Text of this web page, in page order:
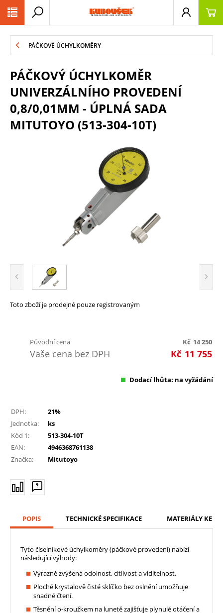
PÁČKOVÉ ÚCHYLKOMĚRY
PÁČKOVÝ ÚCHYLKOMĚR
UNIVERZÁLNÍHO PROVEDENÍ
0,8/0,01MM - ÚPLNÁ SADA
MITUTOYO (513-304-10T)
Toto zboží je prodejné pouze registrovaným
Původní cena 14 250
Kč
Vaše cena bez DPH 11 755
Kč
Dodací lhůta: na vyžádání
DPH:
21%
Jednotka:
ks
Kód 1:
513-304-10T
EAN:
4946368761138
Značka:
Mitutoyo
POPIS TECHNICKÉ SPECIFIKACE MATERIÁLY KE
Tyto číselníkové úchylkoměry (páčkové provedení) nabízí
následující výhody:
Výrazně zvýšená odolnost, citlivost a viditelnost.
Ploché krystalově čisté sklíčko bez oslnění umožňuje
snadné čtení.
Těsnění o-kroužkem na lunetě zajišťuje plynulé otáčení a